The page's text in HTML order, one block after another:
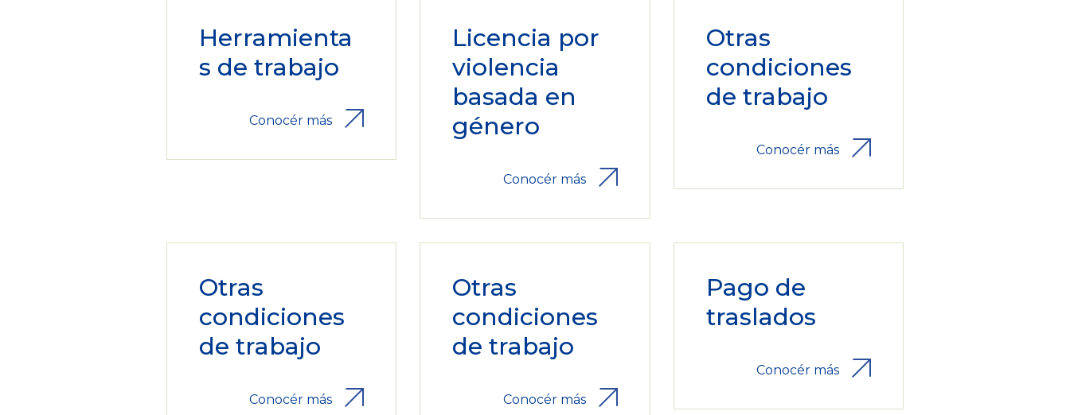
Herramienta
s de trabajo
Conocér más
Licencia por
violencia
basada en
género
Conocér más
Otras
condiciones
de trabajo
Conocér más
Otras
condiciones
de trabajo
Conocér más
Otras
condiciones
de trabajo
Conocér más
Pago de
traslados
Conocér más